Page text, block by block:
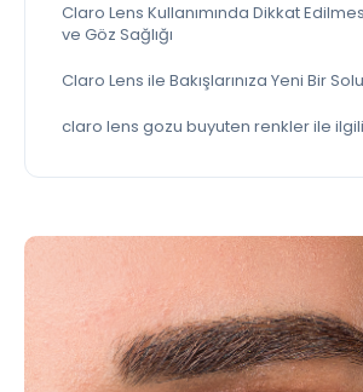
Claro Lens Kullanımında Dikkat
ve Göz Sağlığı
Claro Lens ile Bakışlarınıza Yeni Bir
claro lens gozu buyuten renkler ile